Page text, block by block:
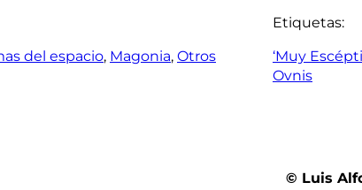
del espacio, Magonia, Otros
Etiquetas:
‘Muy
Ovnis
© Luis